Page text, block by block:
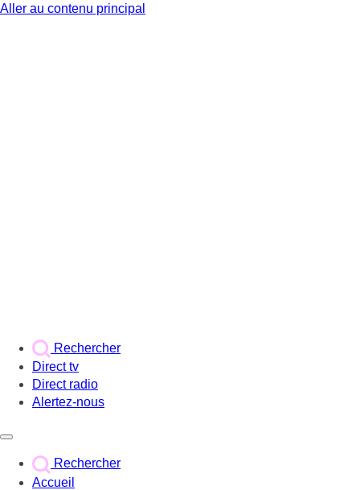
Aller au contenu principal
Rechercher
Direct tv
Direct radio
Alertez-nous
Rechercher
Accueil